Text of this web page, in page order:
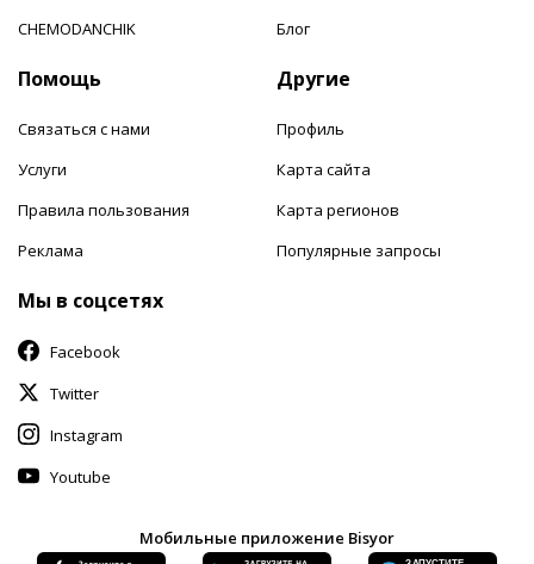
CHEMODANCHIK
Блог
Помощь
Связаться с нами
Услуги
Правила пользования
Реклама
Другие
Профиль
Карта сайта
Карта регионов
Популярные запросы
Мы в соцсетях
Facebook
Twitter
Instagram
Youtube
Мобильные приложение Bisyor